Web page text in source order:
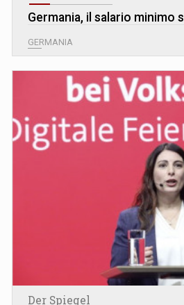
Germania, il salario minimo
GERMANIA
Der Spiegel